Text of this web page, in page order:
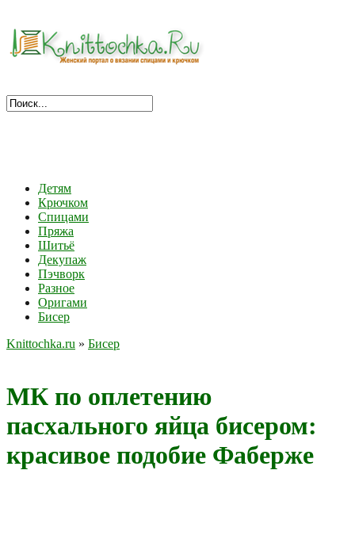
Детям
Крючком
Спицами
Пряжа
Шитьё
Декупаж
Пэчворк
Разное
Оригами
Бисер
Knittochka.ru » Бисер
МК по оплетению
пасхального яйца бисером:
красивое подобие Фаберже